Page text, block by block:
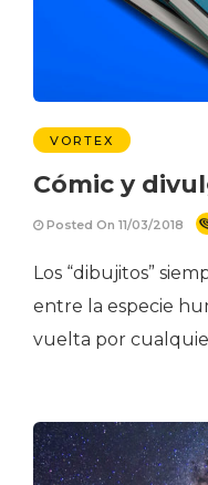
VORTEX
Cómic y
Posted On 11/03/2018
Los “dibujitos”
entre la especie
vuelta por